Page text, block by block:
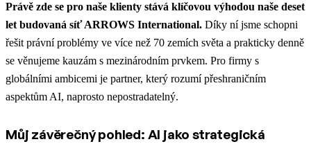
Právě zde se pro naše klienty stává klíčovou výhodou naše deset
let budovaná síť ARROWS International. Díky ní jsme schopni
řešit právní problémy ve více než 70 zemích světa a prakticky denně
se věnujeme kauzám s mezinárodním prvkem. Pro firmy s
globálními ambicemi je partner, který rozumí přeshraničním
aspektům AI, naprosto nepostradatelný.
Můj závěrečný pohled: AI jako strategická